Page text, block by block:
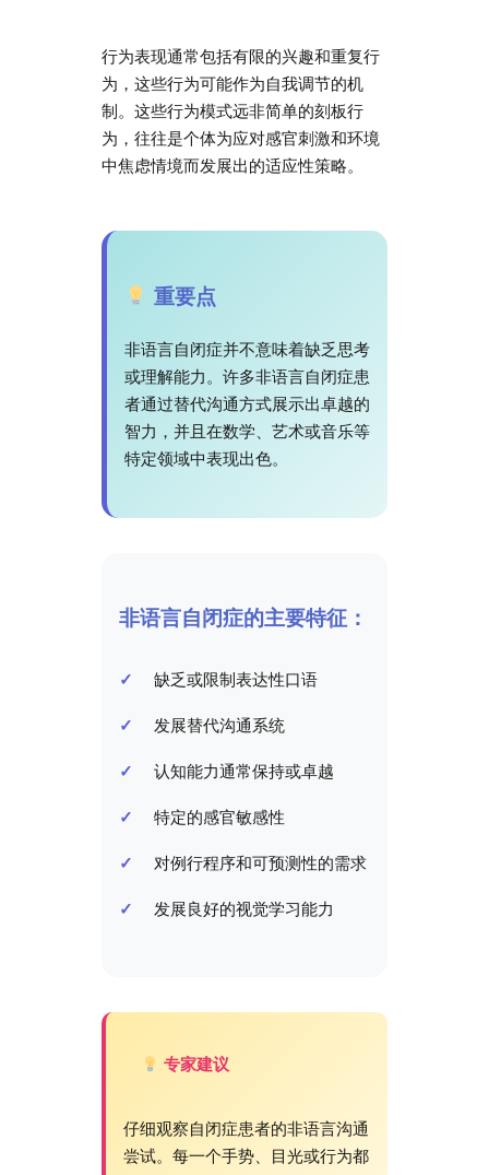
行为表现通常包括有限的兴趣和重复行
为，这些行为可能作为自我调节的机
制。这些行为模式远非简单的刻板行
为，往往是个体为应对感官刺激和环境
中焦虑情境而发展出的适应性策略。
重要点
非语言自闭症并不意味着缺乏思考
或理解能力。许多非语言自闭症患
者通过替代沟通方式展示出卓越的
智力，并且在数学、艺术或音乐等
特定领域中表现出色。
非语言自闭症的主要特征：
缺乏或限制表达性口语
发展替代沟通系统
认知能力通常保持或卓越
特定的感官敏感性
对例行程序和可预测性的需求
发展良好的视觉学习能力
专家建议
仔细观察自闭症患者的非语言沟通
尝试。每一个手势、目光或行为都